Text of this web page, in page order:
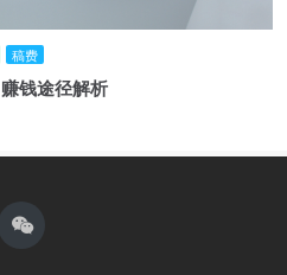
稿费
钱途径解析